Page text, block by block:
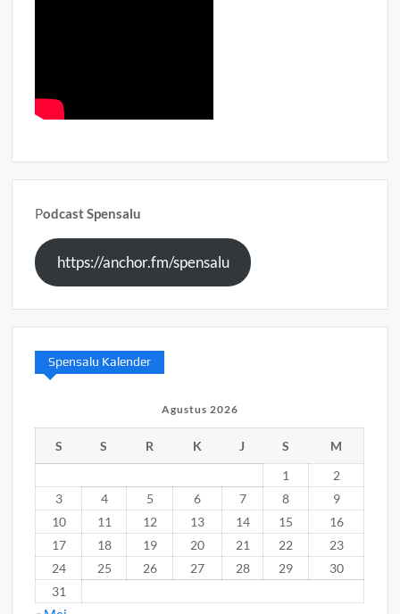
Podcast Spensalu
https://anchor.fm/spensalu
Spensalu Kalender
Agustus 2026
S S R K J S
M
1
2
3
4 5 6 7 8
9
10
11 12 13 14 15
16
17
18 19 20 21 22
23
24
25 26 27 28 29
30
31